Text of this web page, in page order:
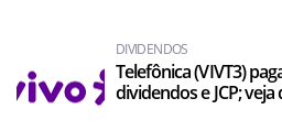
DIVIDENDOS
Telefônica (VIVT3)
dividendos e JCP; veja